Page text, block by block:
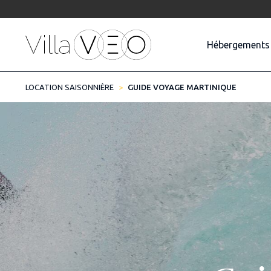
Hébergements
LOCATION SAISONNIÈRE GUIDE VOYAGE MARTINIQUE